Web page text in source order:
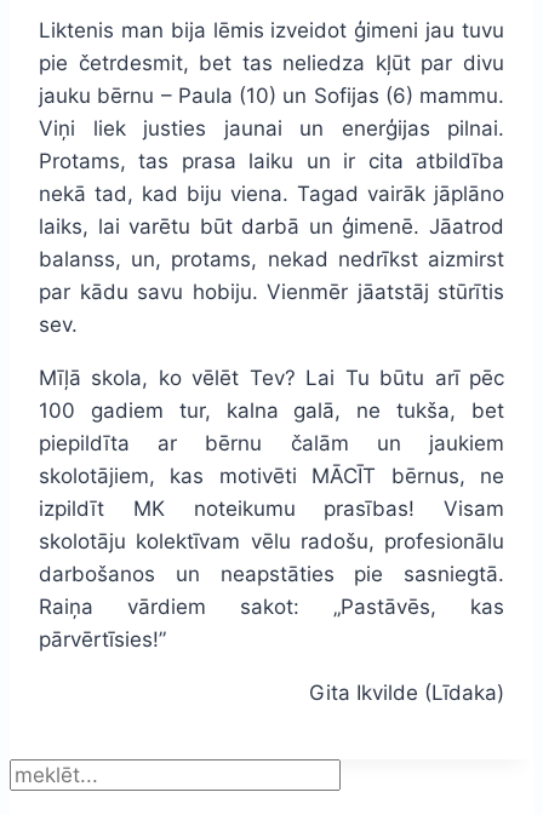
Liktenis man bija lēmis izveidot ģimeni jau tuvu
pie četrdesmit, bet tas neliedza kļūt par divu
jauku bērnu – Paula (10) un Sofijas (6) mammu.
Viņi liek justies jaunai un enerģijas pilnai.
Protams, tas prasa laiku un ir cita atbildība
nekā tad, kad biju viena. Tagad vairāk jāplāno
laiks, lai varētu būt darbā un ģimenē. Jāatrod
balanss, un, protams, nekad nedrīkst aizmirst
par kādu savu hobiju. Vienmēr jāatstāj stūrītis
sev.
Mīļā skola, ko vēlēt Tev? Lai Tu būtu arī pēc
100 gadiem tur, kalna galā, ne tukša, bet
piepildīta ar bērnu čalām un jaukiem
skolotājiem, kas motivēti MĀCĪT bērnus, ne
izpildīt MK noteikumu prasības! Visam
skolotāju kolektīvam vēlu radošu, profesionālu
darbošanos un neapstāties pie sasniegtā.
Raiņa vārdiem sakot: „Pastāvēs, kas
pārvērtīsies!”
Gita Ikvilde (Līdaka)
Meklēt